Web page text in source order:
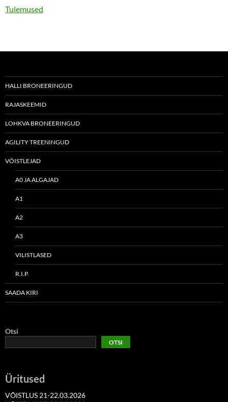
Tulemused
HALLI BRONEERINGUD
RAJASKEEMID
LOHKVA BRONEERINGUD
AGILITY TREENINGUD
VÕISTLEJAD
A0 JA ALGAJAD
A1
A2
A3
VILISTLASED
R.I.P.
SAADA KIRI
Otsi
OTSI
Üritused
VÕISTLUS 21-22.03.2026